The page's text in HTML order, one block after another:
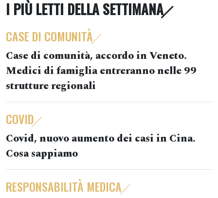
I PIÙ LETTI DELLA SETTIMANA
CASE DI COMUNITÀ
Case di comunità, accordo in Veneto.
Medici di famiglia entreranno nelle 99
strutture regionali
COVID
Covid, nuovo aumento dei casi in Cina.
Cosa sappiamo
RESPONSABILITÀ MEDICA